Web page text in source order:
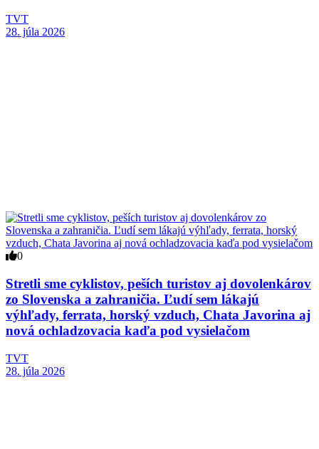
TVT
28. júla 2026
0
Stretli sme cyklistov, peších turistov aj dovolenkárov
zo Slovenska a zahraničia. Ľudí sem lákajú
výhľady, ferrata, horský vzduch, Chata Javorina aj
nová ochladzovacia kaďa pod vysielačom
TVT
28. júla 2026